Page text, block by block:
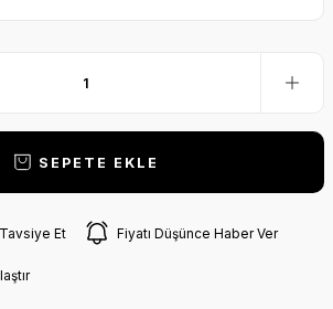
SEPETE EKLE
Tavsiye Et Fiyatı Düşünce Haber Ver